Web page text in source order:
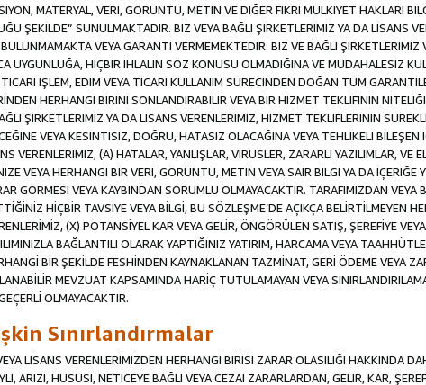
MATERYAL, VERİ, GÖRÜNTÜ, METİN VE DİĞER FİKRİ MÜLKİYET HAKLARI
ŞEKİLDE” SUNULMAKTADIR. BİZ VEYA BAĞLI ŞİRKETLERİMİZ YA DA LİSANS
VEYA GARANTİ VERMEMEKTEDİR. BİZ VE BAĞLI
UYGUNLUĞA, HİÇBİR İHLALİN SÖZ KONUSU OLMADIĞINA VE MÜDAHALESİZ
İŞLEM, EDİM VEYA TİCARİ KULLANIM SÜRECİNDEN DOĞAN TÜM
HERHANGİ BİRİNİ SONLANDIRABİLİR VEYA BİR HİZMET TEKLİFİNİN
ŞİRKETLERİMİZ YA DA LİSANS VERENLERİMİZ, HİZMET TEKLİFLERİNİN
VEYA KESİNTİSİZ, DOĞRU, HATASIZ OLACAĞINA VEYA TEHLİKELİ
VERENLERİMİZ, (A) HATALAR, YANLIŞLAR, VİRÜSLER, ZARARLI YAZILIMLAR,
VEYA HERHANGİ BİR VERİ, GÖRÜNTÜ, METİN VEYA SAİR BİLGİ YA DA
GÖRMESİ VEYA KAYBINDAN SORUMLU OLMAYACAKTIR. TARAFIMIZDAN
HİÇBİR TAVSİYE VEYA BİLGİ, BU SÖZLEŞME’DE AÇIKÇA BELİRTİLMEYEN
(X) POTANSİYEL KAR VEYA GELİR, ÖNGÖRÜLEN SATIŞ, ŞEREFİYE
BAĞLANTILI OLARAK YAPTIĞINIZ YATIRIM, HARCAMA VEYA
BİR ŞEKİLDE FESHİNDEN KAYNAKLANAN TAZMİNAT, GERİ ÖDEME VEYA
MEVZUAT KAPSAMINDA HARİÇ TUTULAMAYAN VEYA
OLMAYACAKTIR.
Sınırlandırmalar
LİSANS VERENLERİMİZDEN HERHANGİ BİRİSİ ZARAR OLASILIĞI HAKKINDA
ARIZİ, HUSUSİ, NETİCEYE BAĞLI VEYA CEZAİ ZARARLARDAN, GELİR, KAR,